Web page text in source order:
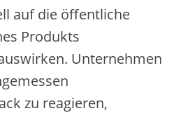
a‬uf d‬ie öffentliche
Produkts
Unternehmen
z‬u reagieren,